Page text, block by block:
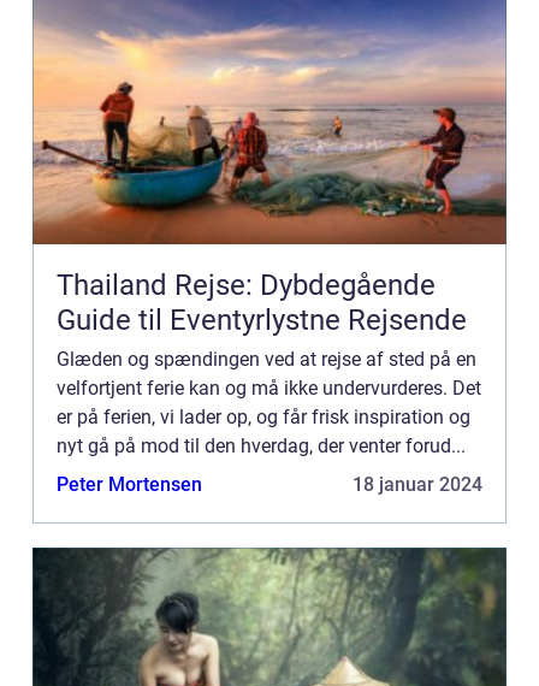
Thailand Rejse: Dybdegående
Guide til Eventyrlystne Rejsende
Glæden og spændingen ved at rejse af sted på en
velfortjent ferie kan og må ikke undervurderes. Det
er på ferien, vi lader op, og får frisk inspiration og
nyt gå på mod til den hverdag, der venter forud...
Peter Mortensen
18 januar 2024